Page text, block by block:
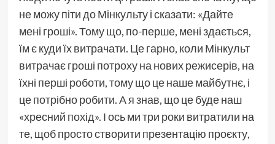
не можу піти до Мінкульту і сказати: «Дайте
мені гроші». Тому що, по-перше, мені здається,
їм є куди їх витрачати. Це гарно, коли Мінкульт
витрачає гроші потроху на нових режисерів, на
їхні перші роботи, тому що це наше майбутнє, і
це потрібно робити. А я знав, що це буде наш
«хресний похід». І ось ми три роки витратили на
те, щоб просто створити презентацію проєкту,